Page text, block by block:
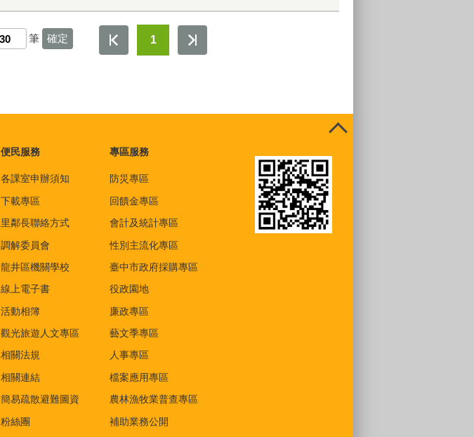
筆 1
便民服務
各課室申辦須知
下載專區
里鄰長聯絡方式
調解委員會
龍井區機關學校
線上電子書
活動相簿
觀光旅遊人文專區
相關法規
相關連結
簡易疏散避難圖資
粉絲團
專區服務
防災專區
回饋金專區
會計及統計專區
性別主流化專區
臺中市政府採購專區
役政園地
廉政專區
藝文季專區
人事專區
檔案應用專區
農林漁牧業普查專區
補助業務公開